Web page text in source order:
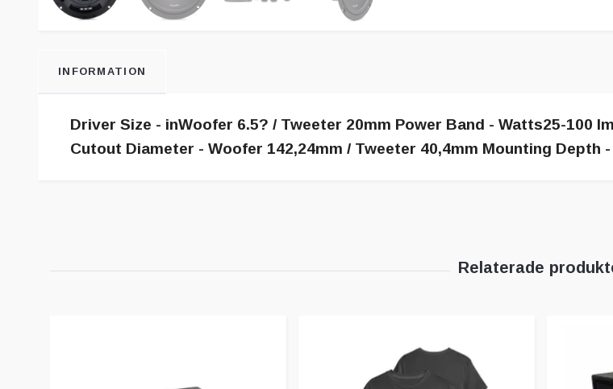
INFORMATION
Driver Size - inWoofer 6.5? / Tweeter 20mm Power Band - Watts25-100
Cutout Diameter - Woofer 142,24mm / Tweeter 40,4mm Mounting Depth